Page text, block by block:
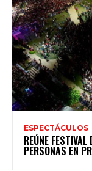
ESPECTÁCULOS
REÚNE
PERSONAS EN